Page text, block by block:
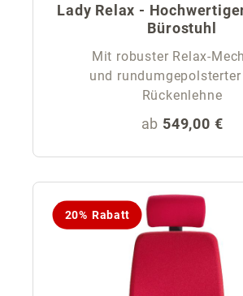
Lady Relax -
Bürostuhl
Mit robuster Relax-
und rundumgepolsterter
Rückenlehne
Regulärer
ab 549,00 €
20% Rabatt